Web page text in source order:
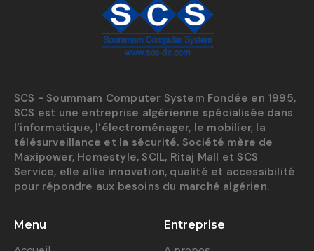
SCS - Soummam Computer System Fondée en 1995,
SCS est une entreprise algérienne spécialisée dans
l’informatique, l’électroménager, le mobilier, la
télésurveillance et la sécurité. Société mère de
Maxipower, Homestyle, SCIL, Ritaj Mall et SCS
Service, elle allie innovation, qualité et accessibilité
pour répondre aux besoins du marché algérien.
Menu Entreprise